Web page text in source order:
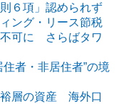
６項」認められず
ング・リース節税
可に さらばタワ
者・非居住者”の境
層の資産 海外口